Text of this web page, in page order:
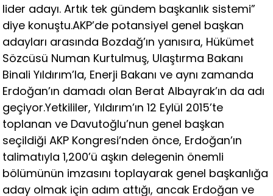
lider adayı. Artık tek gündem başkanlık sistemi”
diye konuştu.AKP’de potansiyel genel başkan
adayları arasında Bozdağ’ın yanısıra, Hükümet
Sözcüsü Numan Kurtulmuş, Ulaştırma Bakanı
Binali Yıldırım’la, Enerji Bakanı ve aynı zamanda
Erdoğan’ın damadı olan Berat Albayrak’ın da adı
geçiyor.Yetkililer, Yıldırım’ın 12 Eylül 2015’te
toplanan ve Davutoğlu’nun genel başkan
seçildiği AKP Kongresi’nden önce, Erdoğan’ın
talimatıyla 1,200’ü aşkın delegenin önemli
bölümünün imzasını toplayarak genel başkanlığa
aday olmak için adım attığı, ancak Erdoğan ve